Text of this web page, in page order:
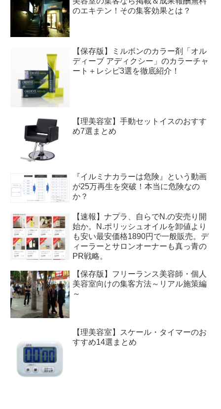
のエキテン！その集客効果とは？
【保存版】ミルボンのカラー剤「オル
ディーブ アディクシー」のカラーチャ
ート＋レシピ3選を徹底紹介！
【理美容室】手動セットイスのおすす
め7選まとめ
『イルミナカラーは危険』という動画
が25万再生を突破！本当に危険なの
か？
【速報】ナプラ、自らでN.の安売り開
始か。N.ポリッシュオイルを卸値より
も安い最安価格1890円で一般販売。デ
ィーラーとサロンオーナーも真っ青の
PR戦略。
【保存版】フリーランス美容師・個人
美容室向けの集客方法～リアル施策編
～
【理美容室】スケール・タイマーのお
すすめ14選まとめ